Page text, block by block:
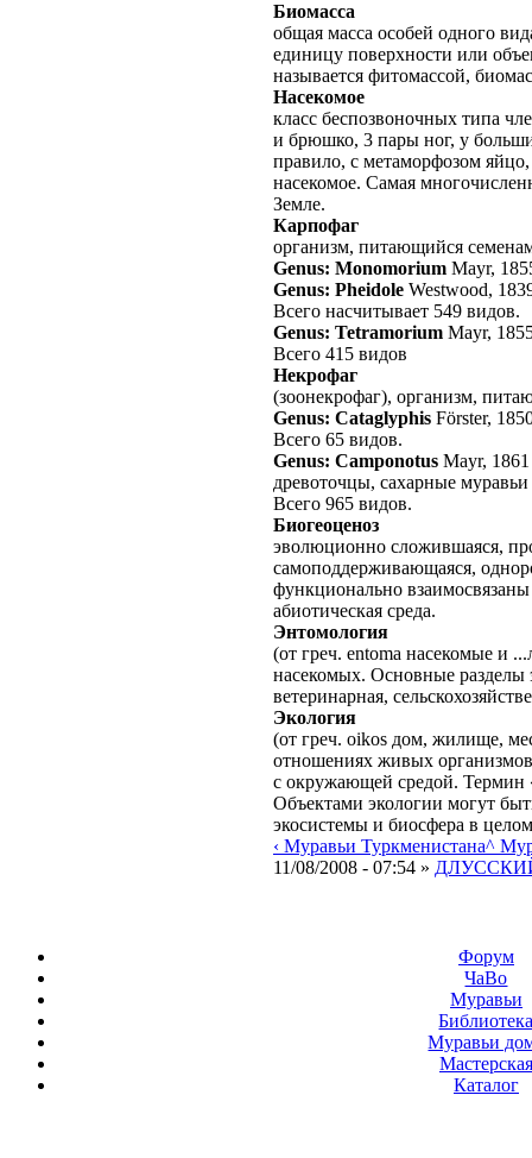
Биомасса
общая масса особей одного
единицу поверхности или
называется фитомассой,
Насекомое
класс беспозвоночных типа
и брюшко, 3 пары ног, у
правило, с метаморфозом
насекомое. Самая
Земле.
Карпофаг
организм, питающийся
Genus: Monomorium Mayr,
Genus: Pheidole Westwood,
Всего насчитывает 549 видов.
Genus: Tetramorium Mayr,
Всего 415 видов
Некрофаг
(зоонекрофаг), организм,
Genus: Cataglyphis Förster,
Всего 65 видов.
Genus: Camponotus Mayr, 1861
древоточцы, сахарные муравьи
Всего 965 видов.
Биогеоценоз
эволюционно сложившаяся,
самоподдерживающаяся,
функционально
абиотическая среда.
Энтомология
(от греч. entoma насекомые и
насекомых. Основные
ветеринарная,
Экология
(от греч. oikos дом, жилище,
отношениях живых
с окружающей средой. Термин
Объектами экологии могут
экосистемы и биосфера в
‹ Муравьи Туркменистана^
11/08/2008 - 07:54 »
Форум
ЧаВо
Муравьи
Муравьи
Мастерская
Каталог